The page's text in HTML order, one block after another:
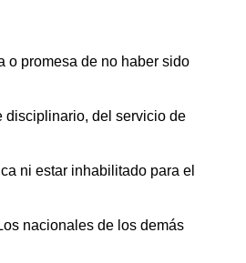
o promesa de no haber sido
disciplinario, del servicio de
ni estar inhabilitado para el
nacionales de los demás